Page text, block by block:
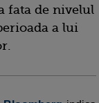
fata de nivelul
a lui